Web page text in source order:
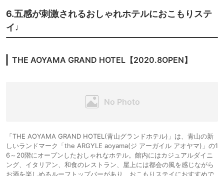
6.五感が刺激されるおしゃれホテルにおこもりステ
イ♩
THE AOYAMA GRAND HOTEL【2020.8OPEN】
「THE AOYAMA GRAND HOTEL(青山グランドホテル)」は、青山の新
しいランドマーク「the ARGYLE aoyama(ジ アーガイル アオヤマ)」の1
6～20階にオープンしたおしゃれなホテル。館内にはカジュアルダイニ
ング、イタリアン、和食のレストラン、屋上には都会の風を感じながら
お酒を楽しめるルーフトップバーがあり、おこもりステイにおすすめで